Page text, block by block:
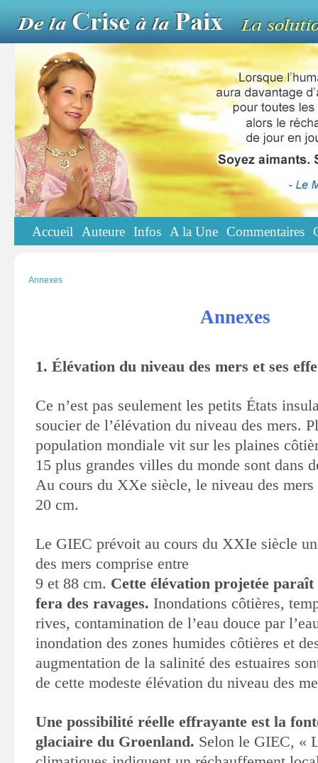
Accueil Auteure Infos A la Une Commentaires
Annexes
Annexes
1. Élévation du niveau des mers et ses
Ce n’est pas seulement les petits États
soucier de l’élévation du niveau des mers.
population mondiale vit sur les plaines
15 plus grandes villes du monde sont dans
Au cours du XXe siècle, le niveau des mers
20 cm.
Le GIEC prévoit au cours du XXIe siècle
des mers comprise entre
9 et 88 cm. Cette élévation projetée paraît
fera des ravages. Inondations côtières,
rives, contamination de l’eau douce par
inondation des zones humides côtières et
augmentation de la salinité des estuaires
de cette modeste élévation du niveau des
Une possibilité réelle effrayante est la
glaciaire du Groenland. Selon le GIEC, «